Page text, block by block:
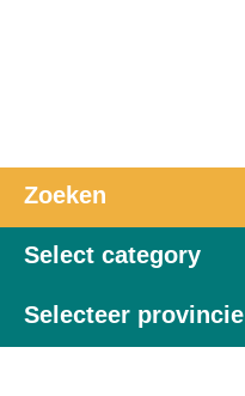
Zoeken
Select category
Selecteer provincie